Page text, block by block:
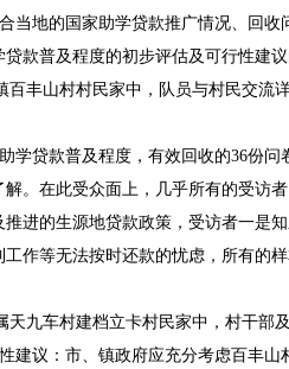
当地的国家助学贷款推广情况、回
款普及程度的初步评估及可行性建
村村民家中，队员与村民交流详
员 李
学贷款普及程度，有效回收的36份
。在此受众面上，几乎所有的受访
进的生源地贷款政策，受访者一是
作等无法按时还款的忧虑，所有的
九车村建档立卡村民家中，村干部
建议：市、镇政府应充分考虑百丰